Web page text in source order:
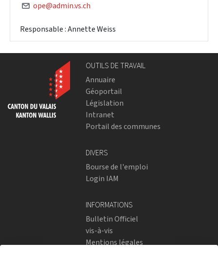
ope@admin.vs.ch
Responsable : Annette Weiss
OUTILS DE TRAVAIL
Annuaire
Géoportail
Législation
Intranet
Portail des communes
DIVERS
Bourse de l'emploi
Login IAM
INFORMATIONS
Bulletin Officiel
vis-à-vis
Mentions légales